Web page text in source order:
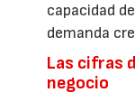
capacidad
demanda
Las cifras
negocio